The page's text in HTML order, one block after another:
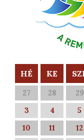
HÉ KE
27 28 29
3
4 5
10
11 12